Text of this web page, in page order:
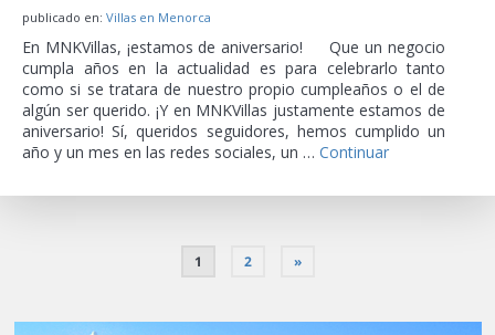
publicado en: Villas en Menorca
En MNKVillas, ¡estamos de aniversario! Que un negocio
cumpla años en la actualidad es para celebrarlo tanto
como si se tratara de nuestro propio cumpleaños o el de
algún ser querido. ¡Y en MNKVillas justamente estamos de
aniversario! Sí, queridos seguidores, hemos cumplido un
año y un mes en las redes sociales, un … Continuar
1 2 »